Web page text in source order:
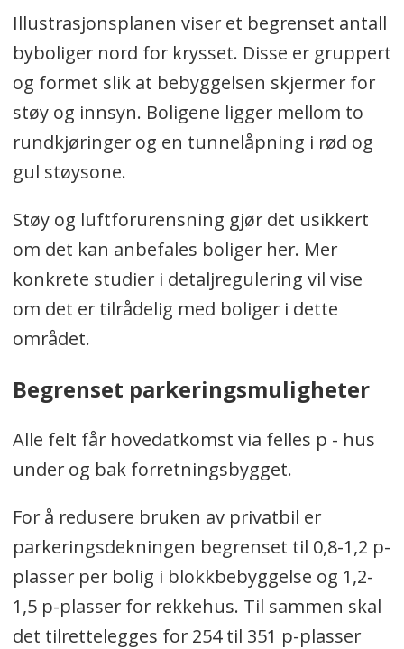
Illustrasjonsplanen viser et begrenset antall
byboliger nord for krysset. Disse er gruppert
og formet slik at bebyggelsen skjermer for
støy og innsyn. Boligene ligger mellom to
rundkjøringer og en tunnelåpning i rød og
gul støysone.
Støy og luftforurensning gjør det usikkert
om det kan anbefales boliger her. Mer
konkrete studier i detaljregulering vil vise
om det er tilrådelig med boliger i dette
området.
Begrenset parkeringsmuligheter
Alle felt får hovedatkomst via felles p - hus
under og bak forretningsbygget.
For å redusere bruken av privatbil er
parkeringsdekningen begrenset til 0,8-1,2 p-
plasser per bolig i blokkbebyggelse og 1,2-
1,5 p-plasser for rekkehus. Til sammen skal
det tilrettelegges for 254 til 351 p-plasser